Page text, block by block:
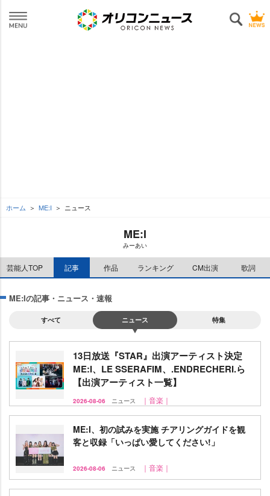
ホーム ME:I ニュース
ME:I
みーあい
芸能人TOP 記事 作品 ランキング CM出演 歌詞
ME:Iの記事・ニュース・速報
すべて ニュース 特集
13日放送『STAR』出演アーティスト決定
ME:I、LE SSERAFIM、.ENDRECHERI.ら
【出演アーティスト一覧】
2026-08-06 ニュース ｜音楽｜
ME:I、初の試みを実施 チアリングガイドを観
客と収録「いっぱい愛してください!」
2026-08-06 ニュース ｜音楽｜